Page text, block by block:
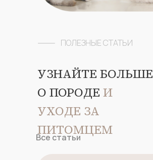
УЗНАЙТЕ БОЛЬШЕ
О ПОРОДЕ И
УХОДЕ ЗА
ПИТОМЦЕМ
Все статьи
ПОЛЕЗНЫЕ СТАТЬИ